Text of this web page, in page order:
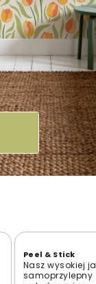
Peel & Stick
Nasz wysokiej
samoprzylepny